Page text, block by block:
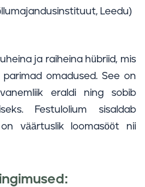
Leedu)
ja raiheina hübriid, mis
omadused. See on
eraldi ning sobib
Festulolium sisaldab
väärtuslik loomasööt nii